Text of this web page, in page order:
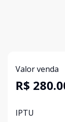
Valor venda
R$
IPTU